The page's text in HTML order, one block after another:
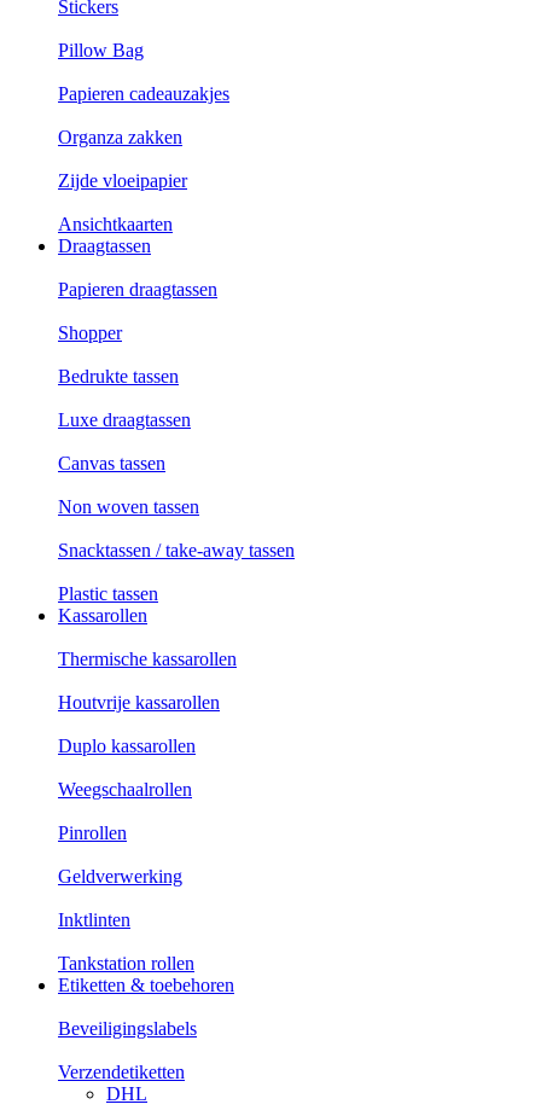
Stickers
Pillow Bag
Papieren cadeauzakjes
Organza zakken
Zijde vloeipapier
Ansichtkaarten
Draagtassen
Papieren draagtassen
Shopper
Bedrukte tassen
Luxe draagtassen
Canvas tassen
Non woven tassen
Snacktassen / take-away tassen
Plastic tassen
Kassarollen
Thermische kassarollen
Houtvrije kassarollen
Duplo kassarollen
Weegschaalrollen
Pinrollen
Geldverwerking
Inktlinten
Tankstation rollen
Etiketten & toebehoren
Beveiligingslabels
Verzendetiketten
DHL